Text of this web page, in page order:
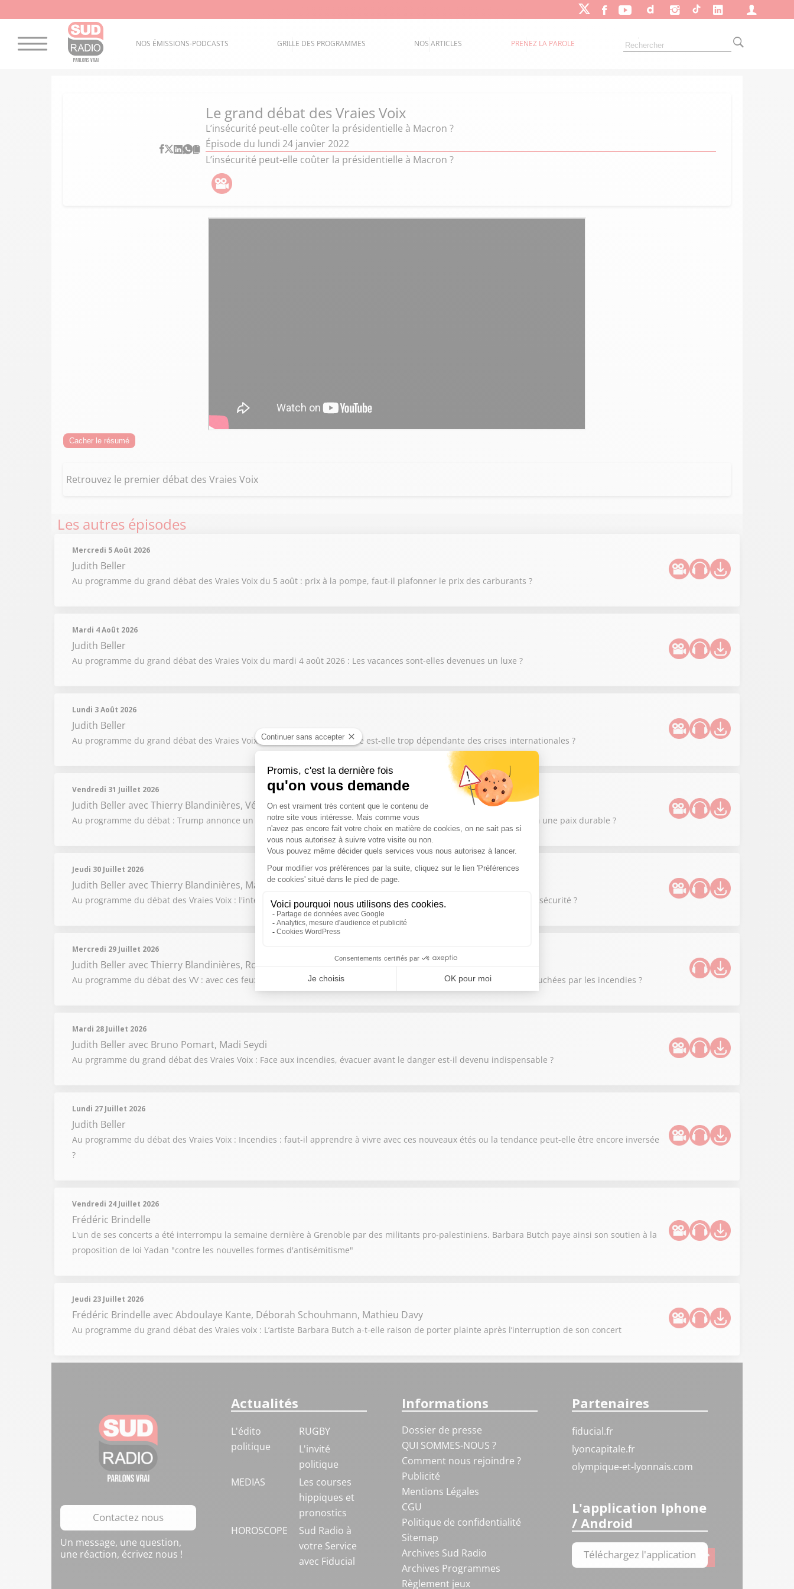
NOS ÉMISSIONS-PODCASTS GRILLE DES PROGRAMMES NOS ARTICLES PRENEZ LA PAROLE
Le grand débat des Vraies Voix
L’insécurité peut-elle coûter la présidentielle à Macron ?
Épisode du lundi 24 janvier 2022
L’insécurité peut-elle coûter la présidentielle à Macron ?
Cacher le résumé
Retrouvez le premier débat des Vraies Voix
Les autres épisodes
Mercredi 5 Août 2026
Judith Beller
Au programme du grand débat des Vraies Voix du 5 août : prix à la pompe, faut-il plafonner le prix des carburants ?
Mardi 4 Août 2026
Judith Beller
Au programme du grand débat des Vraies Voix du mardi 4 août 2026 : Les vacances sont-elles devenues un luxe ?
Lundi 3 Août 2026
Judith Beller
Au programme du grand débat des Vraies Voix du 3 août 2026 : La France est-elle trop dépendante des crises internationales ?
Vendredi 31 Juillet 2026
Judith Beller avec Thierry Blandinières, Véronique Langlais, Mickaël Szerman
Au programme du débat : Trump annonce un accord historique au Moyen-Orient. Cette annonce ouvre-t-elle la voie à une paix durable ?
Jeudi 30 Juillet 2026
Judith Beller avec Thierry Blandinières, Madi Seydi, Benjamin Sire
Au programme du débat des Vraies Voix : l'intelligence artificielle peut-elle révolutionner la prévention en matière de sécurité ?
Mercredi 29 Juillet 2026
Judith Beller avec Thierry Blandinières, Rosie Bordet
Au programme du débat des VV : avec ces feux de forêts, faut-il un véritable bouclier économique pour les régions touchées par les incendies ?
Mardi 28 Juillet 2026
Judith Beller avec Bruno Pomart, Madi Seydi
Au prgramme du grand débat des Vraies Voix : Face aux incendies, évacuer avant le danger est-il devenu indispensable ?
Lundi 27 Juillet 2026
Judith Beller
Au programme du débat des Vraies Voix : Incendies : faut-il apprendre à vivre avec ces nouveaux étés ou la tendance peut-elle être encore inversée
?
Vendredi 24 Juillet 2026
Frédéric Brindelle
L'un de ses concerts a été interrompu la semaine dernière à Grenoble par des militants pro-palestiniens. Barbara Butch paye ainsi son soutien à la
proposition de loi Yadan "contre les nouvelles formes d'antisémitisme"
Jeudi 23 Juillet 2026
Frédéric Brindelle avec Abdoulaye Kante, Déborah Schouhmann, Mathieu Davy
Au programme du grand débat des Vraies voix : L’artiste Barbara Butch a-t-elle raison de porter plainte après l’interruption de son concert
Contactez nous
Un message, une question,
une réaction, écrivez nous !
Actualités
L'édito
politique
RUGBY
L'invité
politique
MEDIAS
Les courses
hippiques et
pronostics
HOROSCOPE
Sud Radio à
votre Service
avec Fiducial
Informations
Dossier de presse
QUI SOMMES-NOUS ?
Comment nous rejoindre ?
Publicité
Mentions Légales
CGU
Politique de confidentialité
Sitemap
Archives Sud Radio
Archives Programmes
Règlement jeux
Partenaires
fiducial.fr
lyoncapitale.fr
olympique-et-lyonnais.com
L'application Iphone
/ Android
Téléchargez l'application